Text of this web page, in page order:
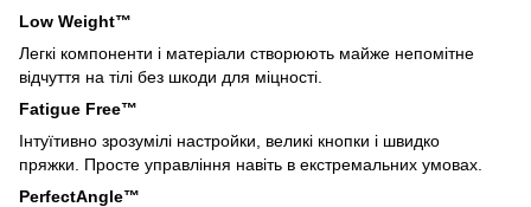
Low Weight™
Легкі компоненти і матеріали створюють майже непомітне
відчуття на тілі без шкоди для міцності.
Fatigue Free™
Інтуїтивно зрозумілі настройки, великі кнопки і швидко
пряжки. Просте управління навіть в екстремальних умовах.
PerfectAngle™